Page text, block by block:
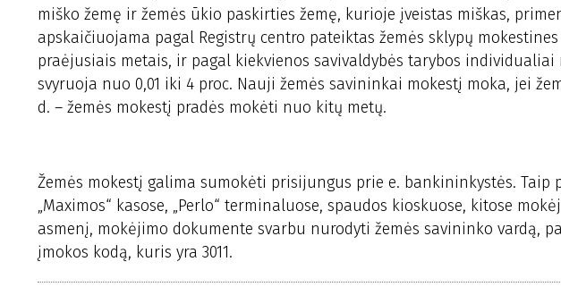
miško žemę ir žemės ūkio paskirties žemę, kurioje įveistas miškas,
apskaičiuojama pagal Registrų centro pateiktas žemės sklypų
praėjusiais metais, ir pagal kiekvienos savivaldybės tarybos
svyruoja nuo 0,01 iki 4 proc. Nauji žemės savininkai mokestį moka, jei
d. – žemės mokestį pradės mokėti nuo kitų metų.
Žemės mokestį galima sumokėti prisijungus prie e. bankininkystės. Taip
„Maximos“ kasose, „Perlo“ terminaluose, spaudos kioskuose, kitose
asmenį, mokėjimo dokumente svarbu nurodyti žemės savininko vardą,
įmokos kodą, kuris yra 3011.